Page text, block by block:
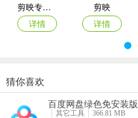
剪映专业版
详情
剪映
详情
剪映安卓版
详情
剪映手机版
详情
猜你喜欢
百度网盘绿色免安装版
其它工具
366.81 MB